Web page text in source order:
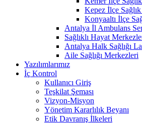
Kepez İlçe
Konyaaltı İlçe
Antalya İl Ambulans
Sağlıklı Hayat
Antalya Halk Sağlığı
Aile Sağlığı Merkezleri
Yazılımlarımız
İç Kontrol
Kullanıcı Giriş
Teşkilat Şeması
Vizyon-Misyon
Yönetim Kararlılık Beyanı
Etik Davranış İlkeleri